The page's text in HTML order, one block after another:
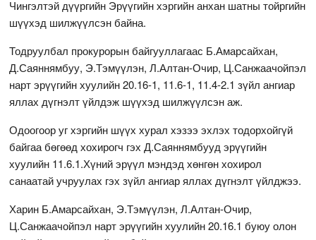
Чингэлтэй дүүргийн Эрүүгийн хэргийн анхан шатны тойргийн
шүүхэд шилжүүлсэн байна.
Тодруулбал прокурорын байгууллагаас Б.Амарсайхан,
Д.Саяннямбуу, Э.Тэмүүлэн, Л.Алтан-Очир, Ц.Санжаачойпэл
нарт эрүүгийн хуулийн 20.16-1, 11.6-1, 11.4-2.1 зүйл ангиар
яллах дүгнэлт үйлдэж шүүхэд шилжүүлсэн аж.
Одоогоор уг хэргийн шүүх хурал хэзээ эхлэх тодорхойгүй
байгаа бөгөөд хохирогч гэх Д.Саяннямбууд эрүүгийн
хуулийн 11.6.1.Хүний эрүүл мэндэд хөнгөн хохирол
санаатай учруулах гэх зүйл ангиар яллах дүгнэлт үйлджээ.
Харин Б.Амарсайхан, Э.Тэмүүлэн, Л.Алтан-Очир,
Ц.Санжаачойпэл нарт эрүүгийн хуулийн 20.16.1 буюу олон